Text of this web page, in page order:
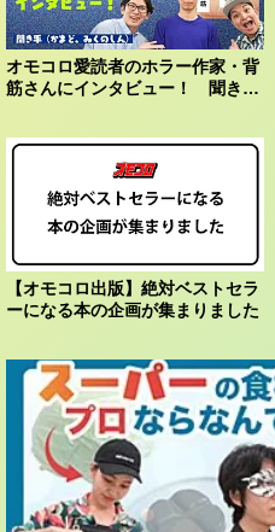
オモコロ愛読者のホラー作家・背
筋さんにインタビュー！ 聞き手
【オモコロ出版】絶対ベストセラ
ーになる本の企画が集まりました